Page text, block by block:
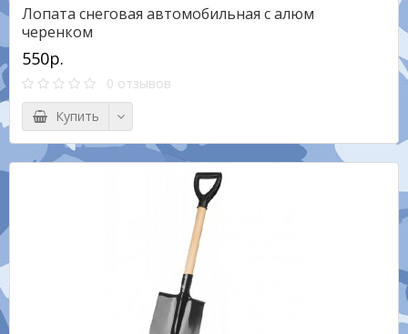
Лопата снеговая автомобильная с алюм
черенком
550р.
0 отзывов
Купить